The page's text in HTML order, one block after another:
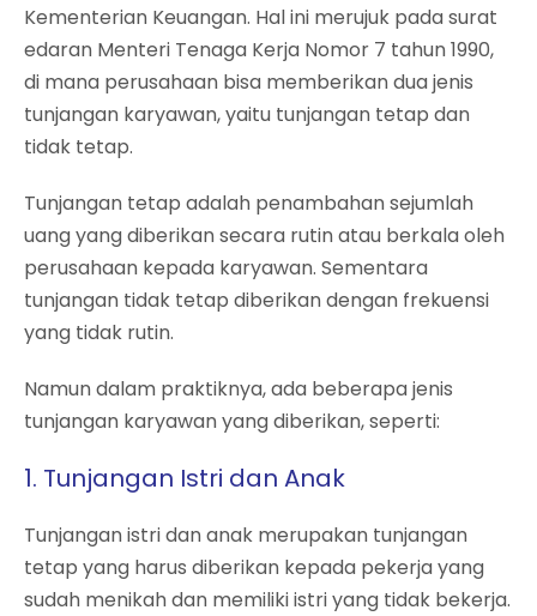
Kementerian Keuangan. Hal ini merujuk pada surat
edaran Menteri Tenaga Kerja Nomor 7 tahun 1990,
di mana perusahaan bisa memberikan dua jenis
tunjangan karyawan, yaitu tunjangan tetap dan
tidak tetap.
Tunjangan tetap adalah penambahan sejumlah
uang yang diberikan secara rutin atau berkala oleh
perusahaan kepada karyawan. Sementara
tunjangan tidak tetap diberikan dengan frekuensi
yang tidak rutin.
Namun dalam praktiknya, ada beberapa jenis
tunjangan karyawan yang diberikan, seperti:
1. Tunjangan Istri dan Anak
Tunjangan istri dan anak merupakan tunjangan
tetap yang harus diberikan kepada pekerja yang
sudah menikah dan memiliki istri yang tidak bekerja.